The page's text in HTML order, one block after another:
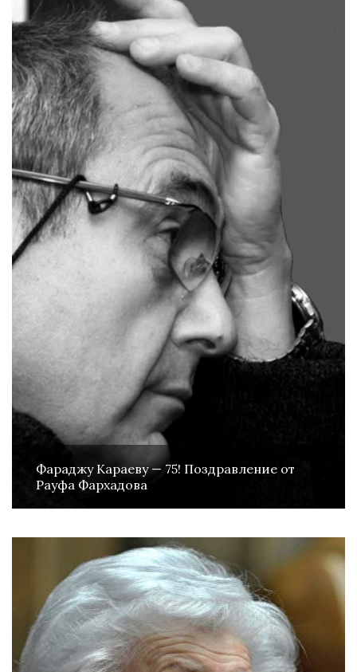
Фараджу Караеву — 75! Поздравление от
Рауфа Фархадова